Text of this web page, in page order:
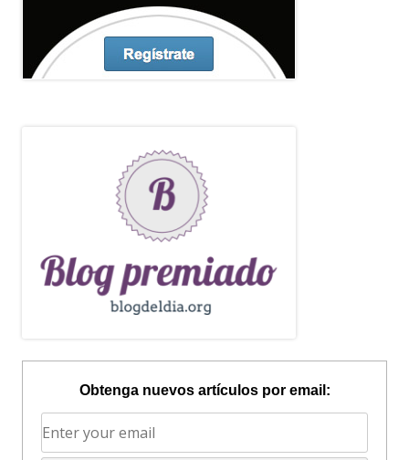
Obtenga nuevos artículos por email: